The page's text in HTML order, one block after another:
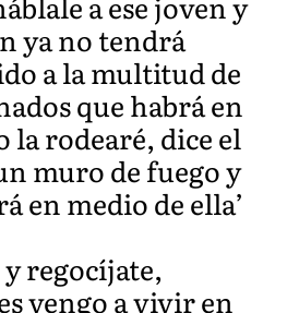
ya no tendrá
a la multitud de
que habrá en
la rodearé, dice el
muro de fuego y
en medio de ella’
y regocíjate,
vengo a vivir en